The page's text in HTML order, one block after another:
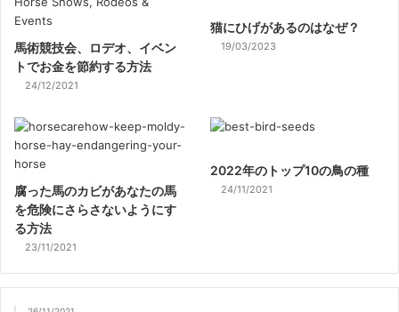
馬術競技会、ロデオ、イベン
トでお金を節約する方法
24/12/2021
猫にひげがあるのはなぜ？
19/03/2023
腐った馬のカビがあなたの馬
を危険にさらさないようにす
る方法
23/11/2021
2022年のトップ10の鳥の種
24/11/2021